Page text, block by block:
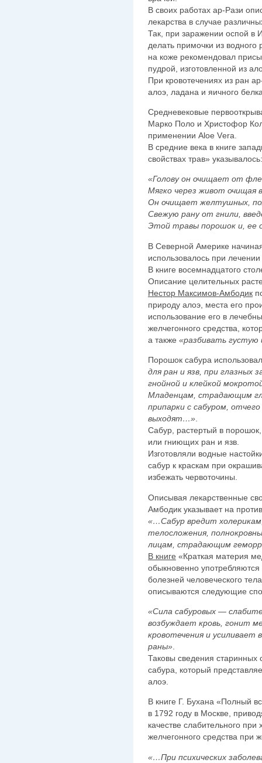
В своих работах ар-Рази
лекарства в случае
Так, при заражении оспой в
делать примочки из
на коже рекомендовал
пудрой, изготовленной из
При кровотечениях из ран
алоэ, ладана и яичного
Средневековые
Марко Поло и Христофор
применении Аloе Vеrа.
В средние века в книге
свойствах трав» указывалось:
«Голову он очищает от
Мягко через живот очищая
Он очищает желтушных,
Свежую рану от гнили,
Этой травы порошок и, ее
В Северной Америке
использовалось при
В книге восемнадцатого
Описание целительных
Нестор Максимов-Амбодик
природу алоэ, места его
использование его в
желчегонного средства,
а также «разбивать густую
Порошок сабура
для ран и язв, при глазных
гнойной и клейкой
Младенцам, страдающим
припарки с сабуром,
выходят…».
Сабур, растертый в
или гниющих ран и язв.
Изготовляли водные
сабур к краскам при
избежать червоточины.
Описывая лекарственные
Амбодик указывает на
«…Сабур вредит
телосложения,
лицам, страдающим
В книге «Краткая материя
обыкновенно
болезней человеческого
описываются следующие
«Сила сабуровых —
возбуждает кровь, гонит
кровотечения и
раны»
Таковы сведения старинных
сабура, который
алоэ.
В книге Г. Бухана «Полный
в 1792 году в Москве,
качестве слабительного при
желчегонного средства при
«…При психических